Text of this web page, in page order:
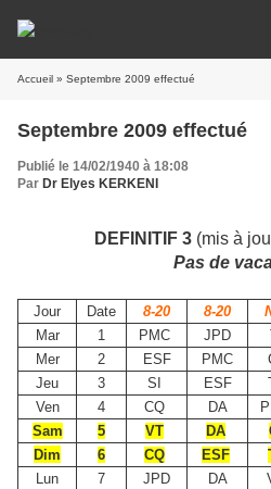
Accueil » Septembre 2009 effectué
Septembre 2009 effectué
Publié le 14/02/1940 à 18:08
Par Dr Elyes KERKENI
DEFINITIF 3 (mis à
Pas de
Jour Date 8-20 8-20
Mar
1 PMC JPD
Mer
2 ESF PMC
Jeu
3 SI ESF
Ven
4 CQ DA
Sam
5 VT DA
Dim
6 CQ ESF
Lun
7 JPD DA